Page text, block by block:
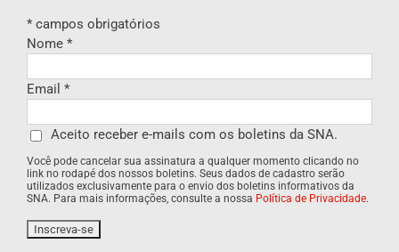
* campos obrigatórios
Nome *
Email *
Aceito receber e-mails com os boletins da SNA.
Você pode cancelar sua assinatura a qualquer momento clicando no
link no rodapé dos nossos boletins. Seus dados de cadastro serão
utilizados exclusivamente para o envio dos boletins informativos da
SNA. Para mais informações, consulte a nossa Política de Privacidade.